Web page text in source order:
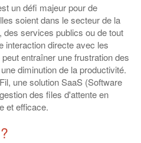
un défi majeur pour de
soient dans le secteur de la
services publics ou de tout
interaction directe avec les
entraîner une frustration des
diminution de la productivité.
une solution SaaS (Software
des files d'attente en
et efficace.